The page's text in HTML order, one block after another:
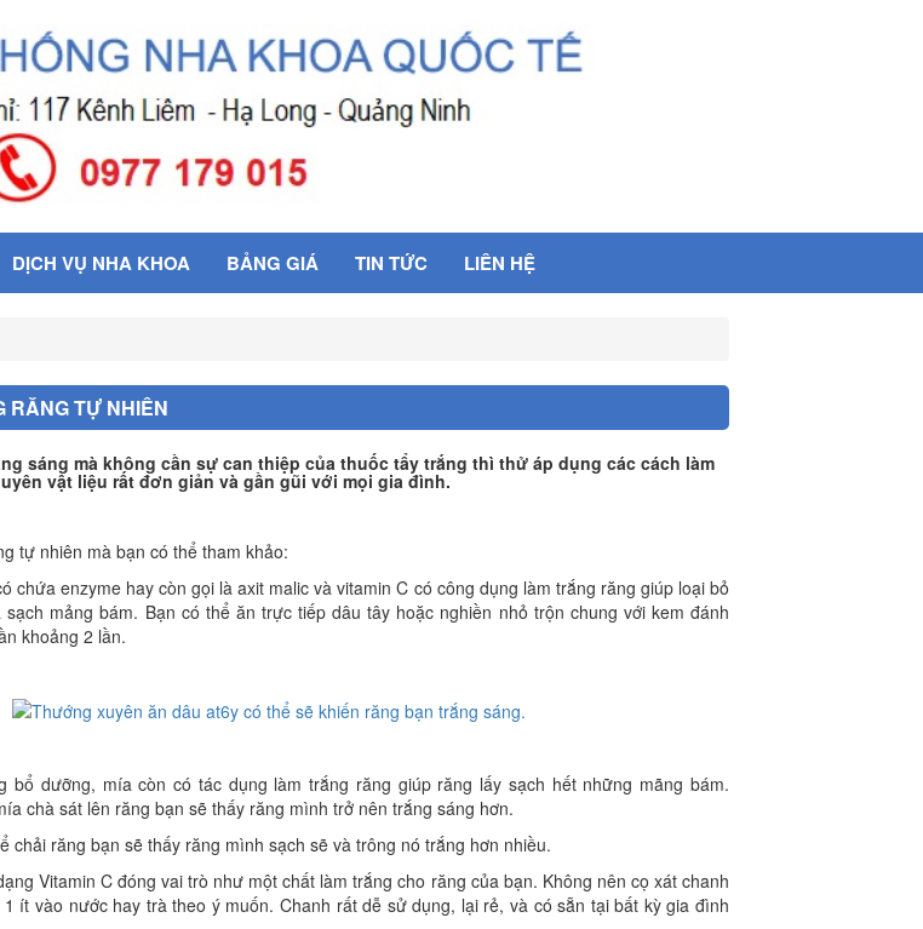
DỊCH VỤ NHA KHOA BẢNG GIÁ TIN TỨC LIÊN HỆ
RĂNG TỰ NHIÊN
sáng mà không cần sự can thiệp của thuốc tẩy trắng thì thử áp dụng các cách làm
vật liệu rất đơn giản và gần gũi với mọi gia đình.
tự nhiên mà bạn có thể tham khảo:
chứa enzyme hay còn gọi là axit malic và vitamin C có công dụng làm trắng răng giúp loại bỏ
mảng bám. Bạn có thể ăn trực tiếp dâu tây hoặc nghiền nhỏ trộn chung với kem đánh
khoảng 2 lần.
bổ dưỡng, mía còn có tác dụng làm trắng răng giúp răng lấy sạch hết những mãng bám.
chà sát lên răng bạn sẽ thấy răng mình trở nên trắng sáng hơn.
chải răng bạn sẽ thấy răng mình sạch sẽ và trông nó trắng hơn nhiều.
Vitamin C đóng vai trò như một chất làm trắng cho răng của bạn. Không nên cọ xát chanh
ít vào nước hay trà theo ý muốn. Chanh rất dễ sử dụng, lại rẻ, và có sẵn tại bất kỳ gia đình